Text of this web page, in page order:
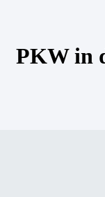
PKW in